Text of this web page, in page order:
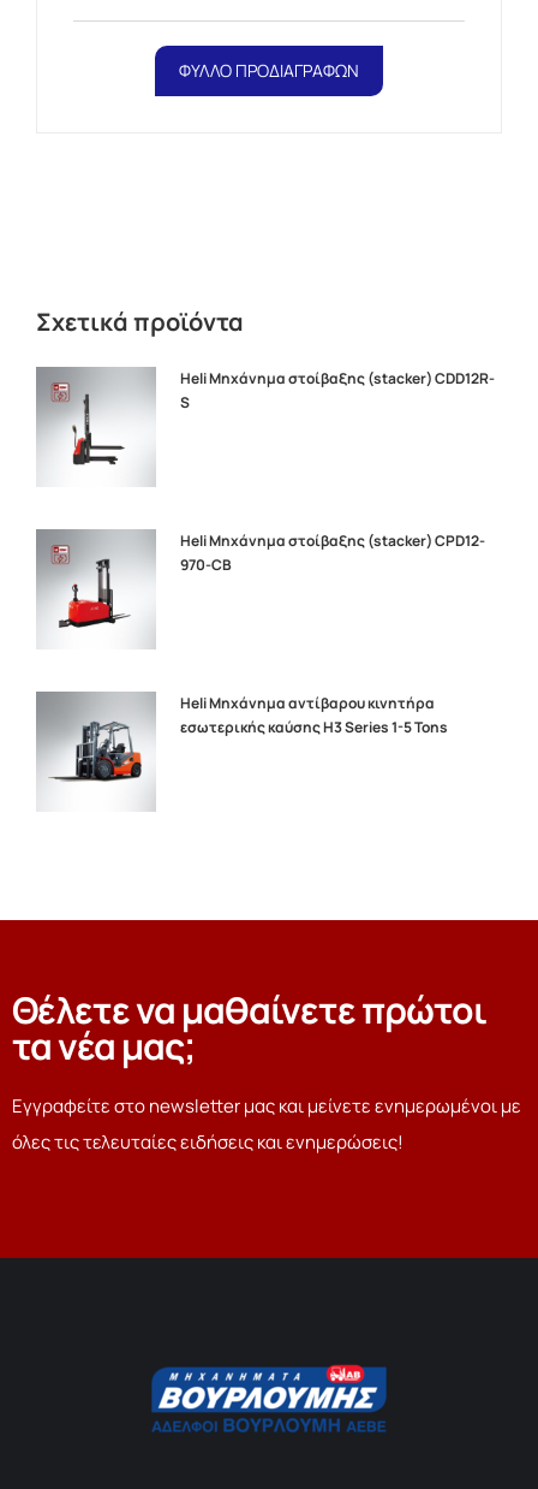
ΦΥΛΛΟ ΠΡΟΔΙΑΓΡΑΦΩΝ
Σχετικά προϊόντα
Heli Μηχάνημα στοίβαξης (stacker) CDD12R-
S
Heli Μηχάνημα στοίβαξης (stacker) CPD12-
970-CB
Heli Μηχάνημα αντίβαρου κινητήρα
εσωτερικής καύσης H3 Series 1-5 Tons
Θέλετε να μαθαίνετε πρώτοι
τα νέα μας;
Εγγραφείτε στο newsletter μας και μείνετε ενημερωμένοι με
όλες τις τελευταίες ειδήσεις και ενημερώσεις!